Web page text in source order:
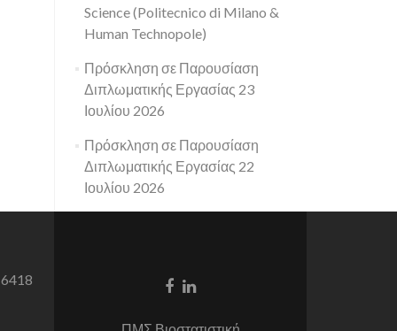
Science (Politecnico di Milano &
Human Technopole)
Πρόσκληση σε Παρουσίαση
Διπλωματικής Εργασίας 23
Ιουλίου 2026
Πρόσκληση σε Παρουσίαση
Διπλωματικής Εργασίας 22
Ιουλίου 2026
Facebook
Linkedin